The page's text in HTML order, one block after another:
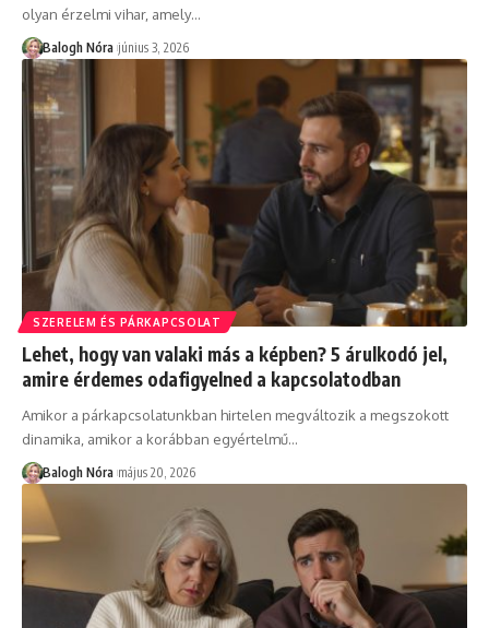
olyan érzelmi vihar, amely…
Balogh Nóra június 3, 2026
SZERELEM ÉS PÁRKAPCSOLAT
Lehet, hogy van valaki más a képben? 5 árulkodó jel,
amire érdemes odafigyelned a kapcsolatodban
Amikor a párkapcsolatunkban hirtelen megváltozik a megszokott
dinamika, amikor a korábban egyértelmű…
Balogh Nóra május 20, 2026